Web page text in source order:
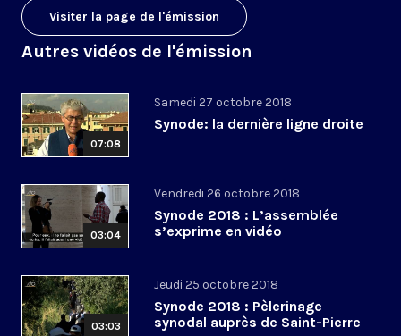
Visiter la page de l'émission
Autres vidéos de l'émission
07:08
Samedi 27 octobre 2018
Synode: la dernière ligne droite
03:04
Vendredi 26 octobre 2018
Synode 2018 : L’assemblée
s’exprime en vidéo
03:03
Jeudi 25 octobre 2018
Synode 2018 : Pèlerinage
synodal auprès de Saint-Pierre